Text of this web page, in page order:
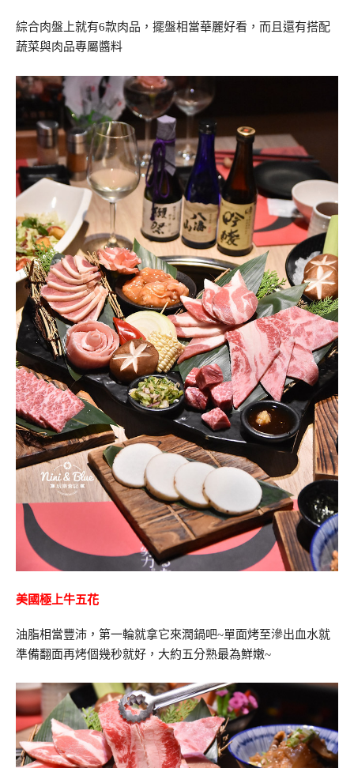
綜合肉盤上就有6款肉品，擺盤相當華麗好看，而且還有搭配
蔬菜與肉品專屬醬料
美國極上牛五花
油脂相當豐沛，第一輪就拿它來潤鍋吧~單面烤至滲出血水就
準備翻面再烤個幾秒就好，大約五分熟最為鮮嫩~